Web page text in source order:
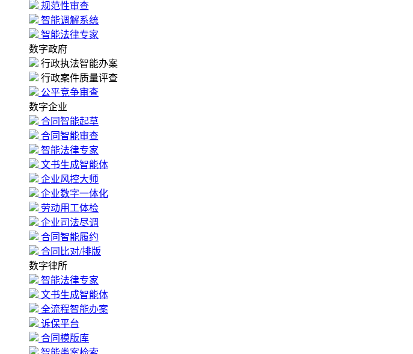
规范性审查
智能调解系统
智能法律专家
数字政府
行政执法智能办案
行政案件质量评查
公平竞争审查
数字企业
合同智能起草
合同智能审查
智能法律专家
文书生成智能体
企业风控大师
企业数字一体化
劳动用工体检
企业司法尽调
合同智能履约
合同比对/排版
数字律所
智能法律专家
文书生成智能体
全流程智能办案
诉保平台
合同模版库